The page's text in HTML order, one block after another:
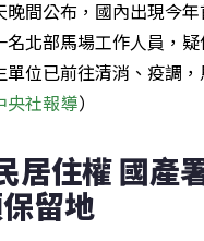
間公布，國內出現今
名北部馬場工作人員，
單位已前往清消、疫調
央社報導）
居住權 國產
留地